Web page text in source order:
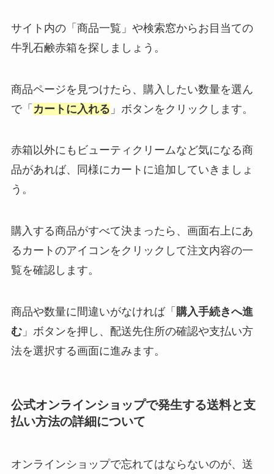
サイト内の「商品一覧」や検索窓からお目当ての
牛乳石鹸赤箱を探しましょう。
商品ページを見つけたら、購入したい数量を選ん
で「 カートに入れる 」ボタンをクリックします。
赤箱以外にもビューティクリームなど気になる商
品があれば、同様にカートに追加していきましょ
う。
購入する商品がすべて決まったら、画面右上にあ
るカートのアイコンをクリックして注文内容の一
覧を確認します。
商品や数量に間違いがなければ「 購入手続きへ進
む」ボタンを押し、配送先住所の確認や支払い方
法を選択する画面に進みます。
公式オンラインショップで発生する送料と支
払い方法の詳細について
オンラインショップで忘れてはならないのが、送